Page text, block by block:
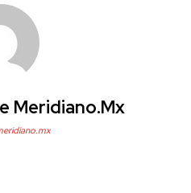
Meridiano.mx